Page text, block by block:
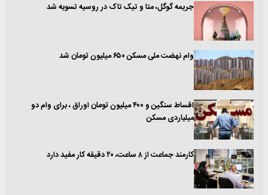
جریمه گوگل، متا و تیک تاک در روسیه تسویه شد
وام نهضت ملی مسکن ۶۵۰ میلیون تومان شد
اقساط سنگین و ۴۰۰ میلیون تومان اوراق ، برای وام دو
میلیاردی مسکن
کارمند جماعت از ۸ ساعت، ۲۰ دقیقه کار مفید دارد